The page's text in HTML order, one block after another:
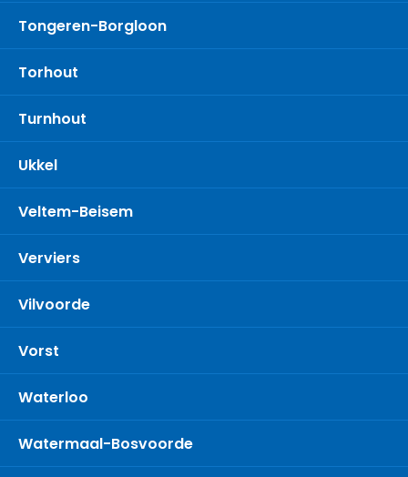
Tongeren-Borgloon
Torhout
Turnhout
Ukkel
Veltem-Beisem
Verviers
Vilvoorde
Vorst
Waterloo
Watermaal-Bosvoorde